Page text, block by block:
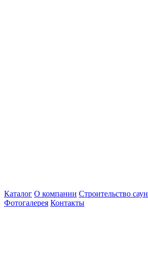
Каталог О компании Строительство саун
Фотогалерея Контакты